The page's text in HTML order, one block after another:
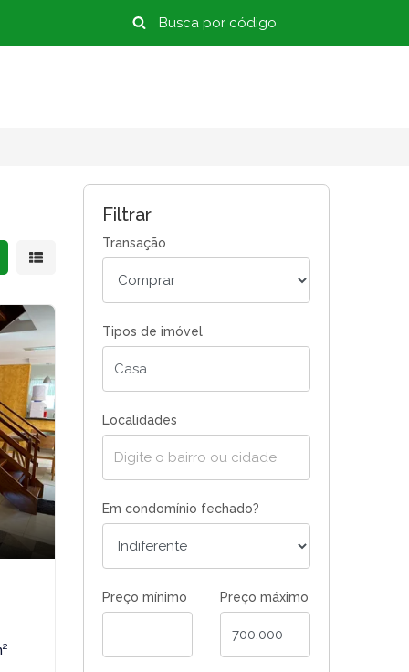
resultados em grade
Mostrar resultados em lista
Filtrar
Transação
Tipos de imóvel
Localidades
Em condomínio fechado?
Preço mínimo Preço máximo